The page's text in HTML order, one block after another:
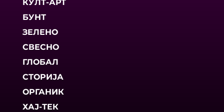
КУЛТ-АРТ
БУНТ
ЗЕЛЕНО
СВЕСНО
ГЛОБАЛ
СТОРИЈА
ОРГАНИК
ХАЈ-ТЕК